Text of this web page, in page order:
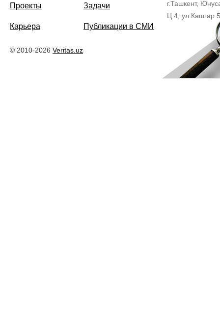
Проекты Задачи
Карьера Публикации в СМИ
© 2010-2026 Veritas.uz
г.Ташкент,
Ц 4, ул.Кашгар